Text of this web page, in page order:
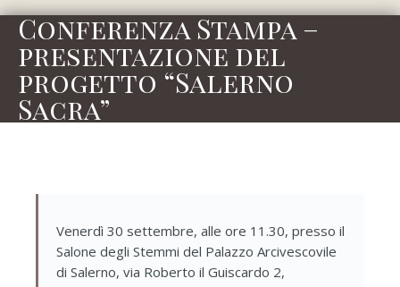
Conferenza Stampa –
presentazione del
progetto “Salerno
Sacra”
Venerdì 30 settembre, alle ore 11.30, presso il
Salone degli Stemmi del Palazzo Arcivescovile
di Salerno, via Roberto il Guiscardo 2,